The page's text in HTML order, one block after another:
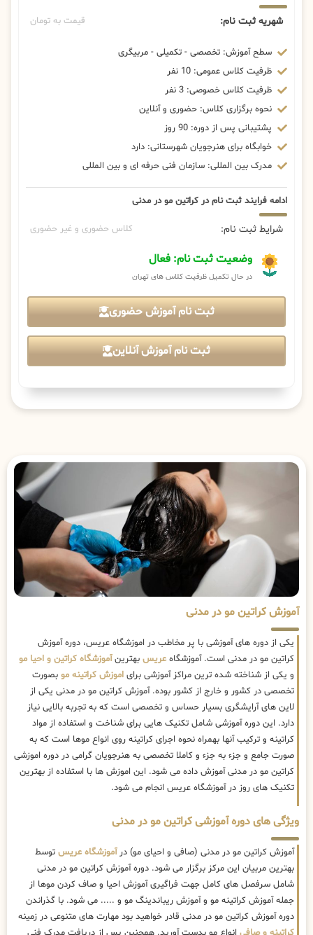
شهریه ثبت نام: قیمت به تومان
سطح آموزش: تخصصی - تکمیلی - مربیگری
ظرفیت کلاس عمومی: 10 نفر
ظرفیت کلاس خصوصی: 3 نفر
نحوه برگزاری کلاس: حضوری و آنلاین
پشتیبانی پس از دوره: 90 روز
خوابگاه برای هنرجویان شهرستانی: دارد
مدرک بین المللی: سازمان فنی حرفه ای و بین المللی
ادامه فرایند ثبت نام در کراتین مو در مدنی
شرایط ثبت نام: کلاس حضوری و غیر حضوری
وضعیت ثبت نام: فعال
در حال تکمیل ظرفیت کلاس های تهران
ثبت نام آموزش حضوری
ثبت نام آموزش آنلاین
آموزش کراتین مو در مدنی
یکی از دوره های آموزشی با پر مخاطب در اموزشگاه عریس، دوره آموزش
کراتین مو در مدنی است. آموزشگاه عریس بهترینآموزشگاه کراتین و احیا مو
و یکی از شناخته شده ترین مراکز آموزشی برای اموزش کراتینه مو بصورت
تخصصی در کشور و خارج از کشور بوده. آموزش کراتین مو در مدنی یکی از
لاین های آرایشگری بسیار حساس و تخصصی است که به تجربه بالایی نیاز
دارد. این دوره آموزشی شامل تکنیک هایی برای شناخت و استفاده از مواد
کراتینه و ترکیب آنها بهمراه نحوه اجرای کراتینه روی انواع موها است که به
صورت جامع و جزء به جزء و کاملا تخصصی به هنرجویان گرامی در دوره اموزشی
کراتین مو در مدنی آموزش داده می شود. این اموزش ها با استفاده از بهترین
تکنیک های روز در آموزشگاه عریس انجام می شود.
ویژگی های دوره آموزشی کراتین مو در مدنی
آموزش کراتین مو در مدنی (صافی و احیای مو) درآموزشگاه عریس توسط
بهترین مربیان این مرکز برگزار می شود. دوره آموزش کراتین مو در مدنی
شامل سرفصل های کامل جهت فراگیری آموزش احیا و صاف کردن موها از
جمله آموزش کراتینه مو و آموزش ریباندینگ مو و ..... می شود. با گذراندن
دوره آموزش کراتین مو در مدنی قادر خواهید بود مهارت های متنوعی در زمینه